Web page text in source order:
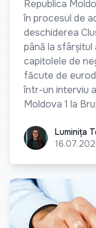
Republica
în procesul de
deschiderea
până la
capitolele de
făcute de
într-un interviu
Moldova 1 la
Luminița Toma
Luminița